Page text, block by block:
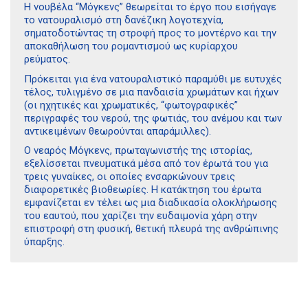
Η νουβέλα “Μόγκενς” θεωρείται το έργο που εισήγαγε
το νατουραλισμό στη δανέζικη λογοτεχνία,
σηματοδοτώντας τη στροφή προς το μοντέρνο και την
αποκαθήλωση του ρομαντισμού ως κυρίαρχου
ρεύματος.
Πρόκειται για ένα νατουραλιστικό παραμύθι με ευτυχές
τέλος, τυλιγμένο σε μια πανδαισία χρωμάτων και ήχων
(οι ηχητικές και χρωματικές, “φωτογραφικές”
περιγραφές του νερού, της φωτιάς, του ανέμου και των
αντικειμένων θεωρούνται απαράμιλλες).
Ο νεαρός Μόγκενς, πρωταγωνιστής της ιστορίας,
εξελίσσεται πνευματικά μέσα από τον έρωτά του για
τρεις γυναίκες, οι οποίες ενσαρκώνουν τρεις
διαφορετικές βιοθεωρίες. Η κατάκτηση του έρωτα
εμφανίζεται εν τέλει ως μια διαδικασία ολοκλήρωσης
του εαυτού, που χαρίζει την ευδαιμονία χάρη στην
επιστροφή στη φυσική, θετική πλευρά της ανθρώπινης
ύπαρξης.